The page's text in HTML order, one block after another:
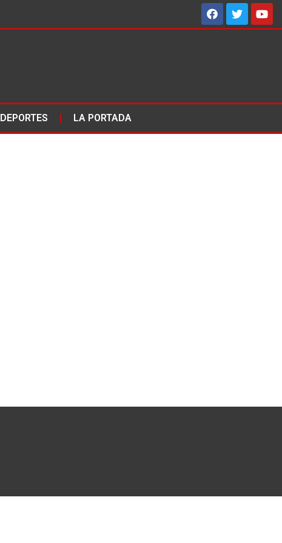
DEPORTES LA PORTADA